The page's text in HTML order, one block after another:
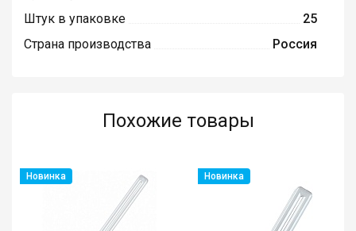
Штук в упаковке
25
Страна производства
Россия
Похожие товары
Новинка Новинка